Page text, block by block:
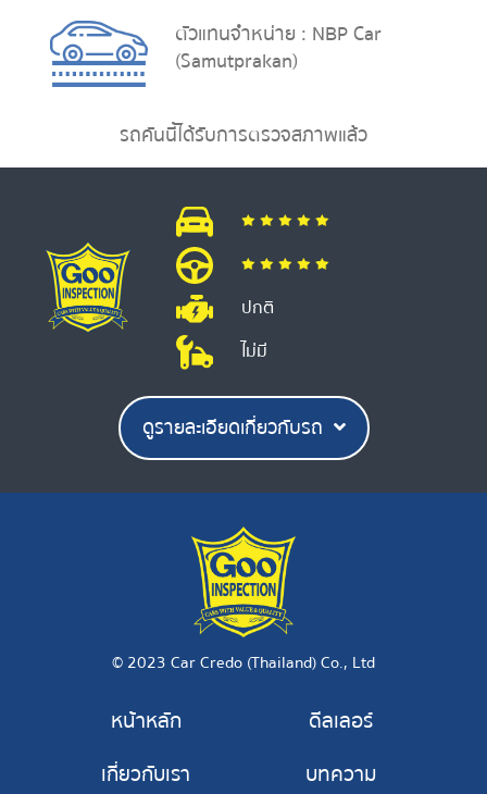
ตัวแทนจำหน่าย : NBP Car
(Samutprakan)
รถคันนี้ได้รับการตรวจสภาพแล้ว
ปกติ
ไม่มี
ดูรายละเอียดเกี่ยวกับรถ
© 2023 Car Credo (Thailand) Co., Ltd
หน้าหลัก
เกี่ยวกับเรา
ดีลเลอร์
บทความ